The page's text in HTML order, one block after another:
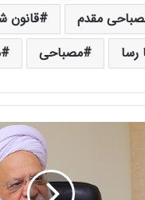
مقدم
قانون
رسا
مصباحی